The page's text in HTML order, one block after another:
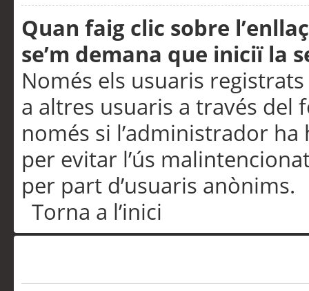
Quan faig clic sobre
se’m demana que iniciï la
Només els usuaris
a altres usuaris a través
només si l’administrador
per evitar l’ús
per part d’usuaris anònims.
Torna a l’inici